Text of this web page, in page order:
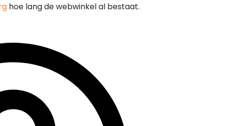
hoe lang de webwinkel al bestaat.